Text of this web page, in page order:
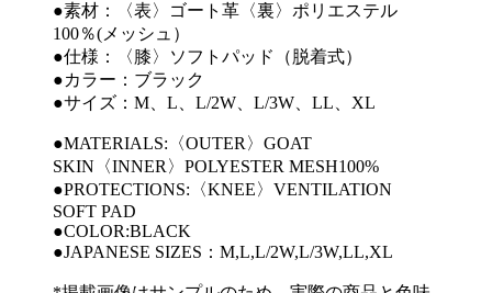
●素材：〈表〉ゴート革〈裏〉ポリエステル
100％(メッシュ）
●仕様：〈膝〉ソフトパッド（脱着式）
●カラー：ブラック
●サイズ：M、L、L/2W、L/3W、LL、XL
●MATERIALS:〈OUTER〉GOAT
SKIN〈INNER〉POLYESTER MESH100%
●PROTECTIONS:〈KNEE〉VENTILATION
SOFT PAD
●COLOR:BLACK
●JAPANESE SIZES：M,L,L/2W,L/3W,LL,XL